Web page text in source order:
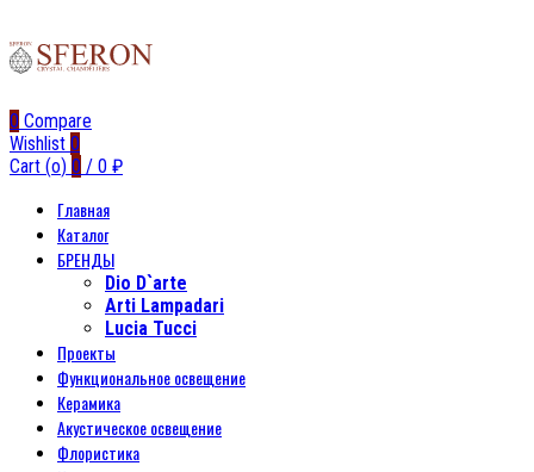
0 Compare
Wishlist 0
Cart (o) 0 / 0 ₽
Главная
Каталог
БРЕНДЫ
Dio D`arte
Arti Lampadari
Lucia Tucci
Проекты
Функциональное освещение
Керамика
Акустическое освещение
Флористика